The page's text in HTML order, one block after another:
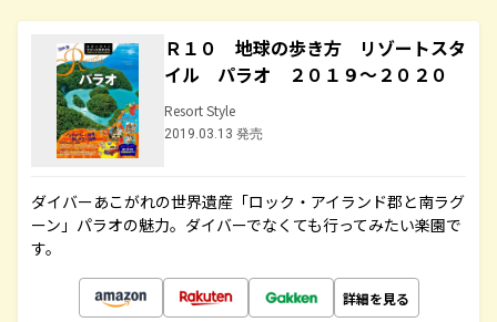
Ｒ１０ 地球の歩き方 リゾートスタ
イル パラオ ２０１９～２０２０
Resort Style
2019.03.13 発売
ダイバーあこがれの世界遺産「ロック・アイランド郡と南ラグ
ーン」パラオの魅力。ダイバーでなくても行ってみたい楽園で
す。
詳細を見る